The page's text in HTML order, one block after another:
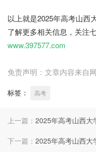
以上就是2025年高考山西
了解更多相关信息，关注
www.397577.com
免责声明：文章内容来自
标签： 高考
上一篇： 2025年高考山西大
下一篇： 2025年高考山西大